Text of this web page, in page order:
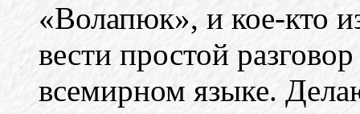
«Волапюк», и кое-кто
вести простой
всемирном языке.